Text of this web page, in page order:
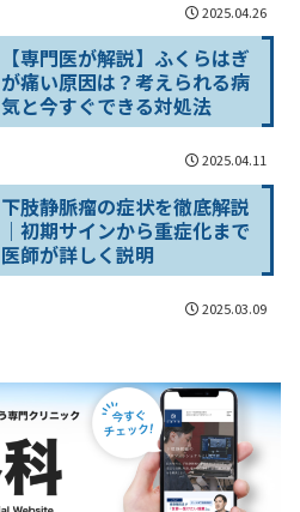
2025.04.26
【専門医が解説】ふくらはぎ
が痛い原因は？考えられる病
気と今すぐできる対処法
2025.04.11
下肢静脈瘤の症状を徹底解説
｜初期サインから重症化まで
医師が詳しく説明
2025.03.09